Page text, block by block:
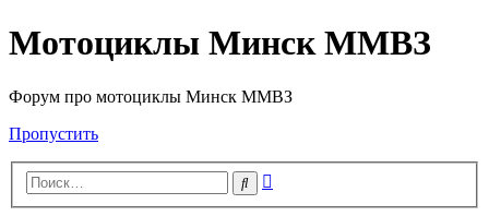
Мотоциклы Минск ММВЗ
Форум про мотоциклы Минск ММВЗ
Пропустить
Поиск